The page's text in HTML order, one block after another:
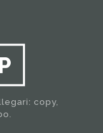
copy,